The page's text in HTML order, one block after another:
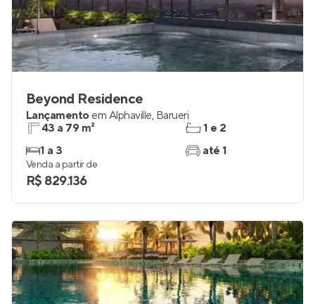
Beyond Residence
Lançamento em Alphaville, Barueri
43 a 79 m²
1 a 3
1 e 2
até 1
Venda a partir de
R$ 829.136